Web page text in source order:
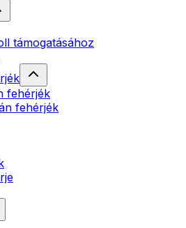
támogatásához
fehérjék
fehérjék